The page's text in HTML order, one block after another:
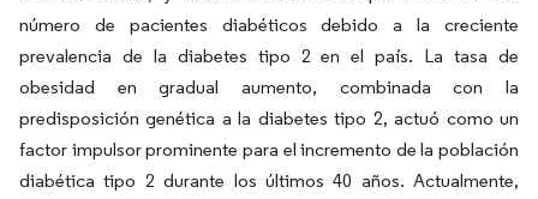
número de pacientes diabéticos debido a la creciente
prevalencia de la diabetes tipo 2 en el país. La tasa de
obesidad en gradual aumento, combinada con la
predisposición genética a la diabetes tipo 2, actuó como un
factor impulsor prominente para el incremento de la población
diabética tipo 2 durante los últimos 40 años. Actualmente,